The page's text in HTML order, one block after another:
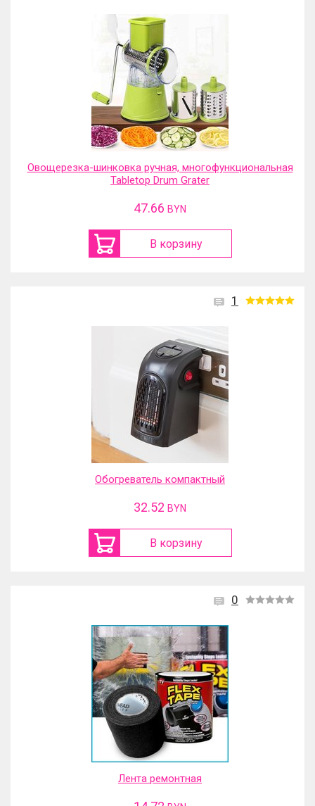
Овощерезка-шинковка ручная, многофункциональная
Tabletop Drum Grater
47.66 BYN
В корзину
1
Обогреватель компактный
32.52 BYN
В корзину
0
Лента ремонтная